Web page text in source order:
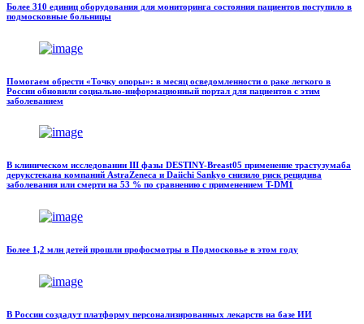
Более 310 единиц оборудования для мониторинга состояния пациентов поступило в
подмосковные больницы
Помогаем обрести «Точку опоры»: в месяц осведомленности о раке легкого в
России обновили социально-информационный портал для пациентов с этим
заболеванием
В клиническом исследовании III фазы DESTINY-Breast05 применение трастузумаба
дерукстекана компаний AstraZeneca и Daiichi Sankyo снизило риск рецидива
заболевания или смерти на 53 % по сравнению с применением T-DM1
Более 1,2 млн детей прошли профосмотры в Подмосковье в этом году
В России создадут платформу персонализированных лекарств на базе ИИ